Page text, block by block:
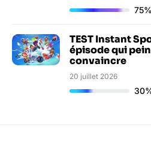
75%
TEST Instant
épisode qui
convaincre
20 juillet 2026